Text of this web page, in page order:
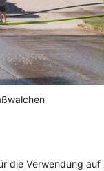
die Verwendung